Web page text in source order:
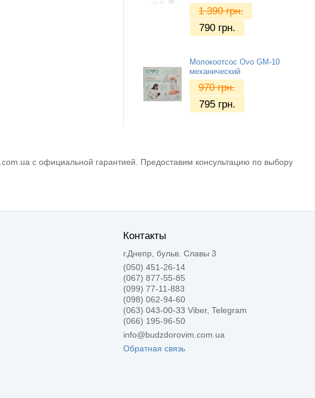
1 390грн.
790 грн.
Молокоотсос Ovo GM-10
механический
970грн.
795 грн.
с официальной гарантией. Предоставим консультацию по выбору
Контакты
г.Днепр, бульв. Славы 3
(050) 451-26-14
(067) 877-55-85
(099) 77-11-883
(098) 062-94-60
(063) 043-00-33 Viber, Telegram
(066) 195-96-50
info@budzdorovim.com.ua
Обратная связь